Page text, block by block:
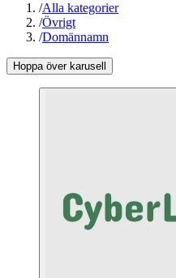
/Alla kategorier
/Övrigt
/Domännamn
Hoppa över karusell